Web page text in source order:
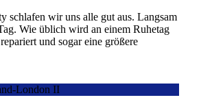
schlafen wir uns alle gut aus. Langsam
Wie üblich wird an einem Ruhetag
und sogar eine größere
London II